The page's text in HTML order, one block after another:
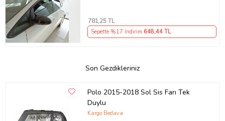
781,25 TL
Sepette %17 İndirim 648,44 TL
Son Gezdikleriniz
Polo 2015-2018 Sol Sis Farı Tek
Duylu
Kargo Bedava